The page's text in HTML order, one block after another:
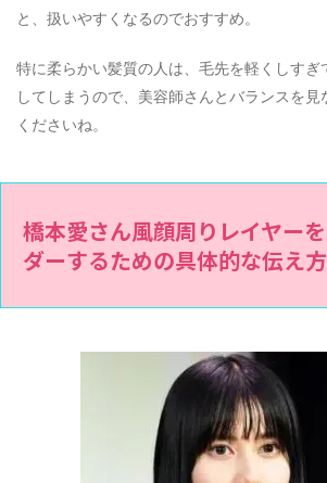
と、扱いやすくなるのでおすすめ。
特に柔らかい髪質の人は、毛先を軽くしすぎ
してしまうので、美容師さんとバランスを見
くださいね。
橋本愛さん風顔周りレイヤー
ダーするための具体的な伝え方